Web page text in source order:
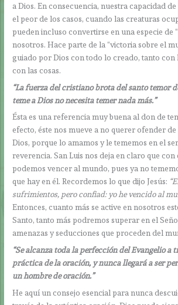
a Dios. En consecuencia, nuestra capacidad
el peor de los casos, cuando las creaturas
pueden incluso convertirse en una especie de
nosotros. Hace parte de la “victoria sobre el
guiado por Dios con todo lo creado, tanto con
con las cosas.
“La fuerza del cristiano brota del santo temor
teme a Dios no necesita temer nada más.”
Ésta es una referencia muy buena al don de
efecto, éste nos mueve a no querer ofender
Dios, porque lo amamos y le tememos en el
reverencia. San Luis nos deja en claro que
podemos vencer al mundo, pues ya no
que hay en él. Recordemos lo que dijo Jesús:
sufrimientos, pero confiad: yo he vencido al
Entonces, cuanto más se active en nosotros
Santo, tanto más podremos superar en el
amenazas y seducciones que proceden del
“Se alcanza toda la perfección del Evangelio a
práctica de la oración, y nunca llegará a ser
un hombre de oración.”
He aquí un consejo esencial para nunca